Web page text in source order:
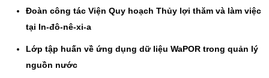
Đoàn công tác Viện Quy hoạch Thủy lợi thăm và làm việc
tại In-đô-nê-xi-a
Lớp tập huấn về ứng dụng dữ liệu WaPOR trong quản lý
nguồn nước